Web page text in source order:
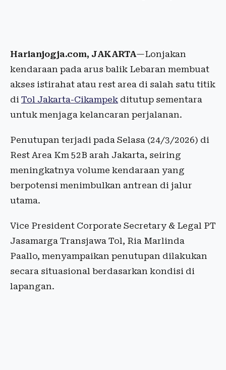
Harianjogja.com, JAKARTA—Lonjakan
kendaraan pada arus balik Lebaran membuat
akses istirahat atau rest area di salah satu titik
di Tol Jakarta-Cikampek ditutup sementara
untuk menjaga kelancaran perjalanan.
Penutupan terjadi pada Selasa (24/3/2026) di
Rest Area Km 52B arah Jakarta, seiring
meningkatnya volume kendaraan yang
berpotensi menimbulkan antrean di jalur
utama.
Vice President Corporate Secretary & Legal PT
Jasamarga Transjawa Tol, Ria Marlinda
Paallo, menyampaikan penutupan dilakukan
secara situasional berdasarkan kondisi di
lapangan.